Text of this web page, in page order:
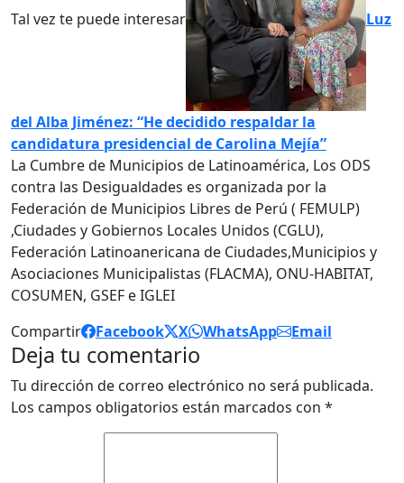
Tal vez te puede interesar Luz
del Alba Jiménez: “He decidido respaldar la
candidatura presidencial de Carolina Mejía”
La Cumbre de Municipios de Latinoamérica, Los ODS
contra las Desigualdades es organizada por la
Federación de Municipios Libres de Perú ( FEMULP)
,Ciudades y Gobiernos Locales Unidos (CGLU),
Federación Latinoanericana de Ciudades,Municipios y
Asociaciones Municipalistas (FLACMA), ONU-HABITAT,
COSUMEN, GSEF e IGLEI
Compartir
Facebook X WhatsApp Email
Deja tu comentario
Tu dirección de correo electrónico no será publicada.
Los campos obligatorios están marcados con *